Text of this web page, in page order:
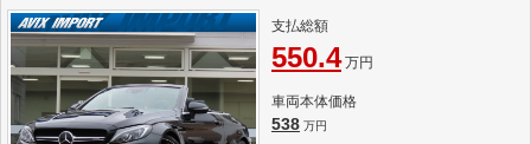
支払総額
550.4 万円
車両本体価格
538 万円